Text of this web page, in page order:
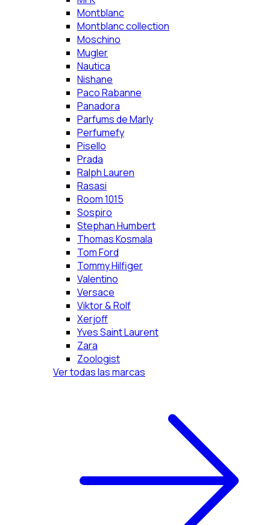
Montblanc
Montblanc collection
Moschino
Mugler
Nautica
Nishane
Paco Rabanne
Panadora
Parfums de Marly
Perfumefy
Pisello
Prada
Ralph Lauren
Rasasi
Room 1015
Sospiro
Stephan Humbert
Thomas Kosmala
Tom Ford
Tommy Hilfiger
Valentino
Versace
Viktor & Rolf
Xerjoff
Yves Saint Laurent
Zara
Zoologist
Ver todas las marcas